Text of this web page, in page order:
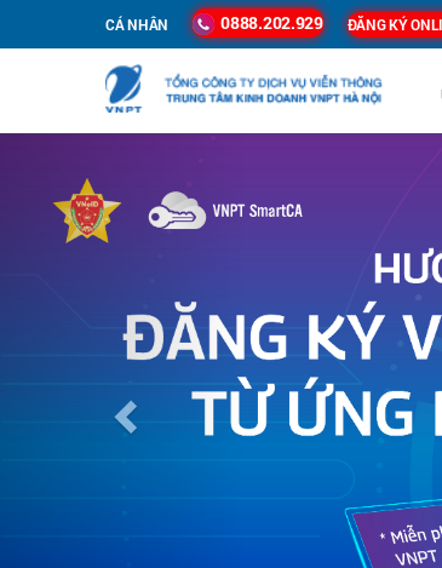
CÁ NHÂN 0888.202.929 ĐĂNG KÝ